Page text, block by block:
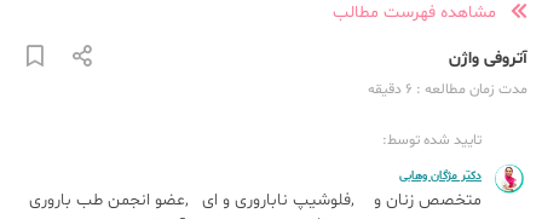
مشاهده فهرست مطالب
آتروفی واژن
مدت زمان مطالعه : 6 دقیقه
تایید شده توسط:
دکتر مژگان وهابی
متخصص زنان و
فلوشیپ ناباروری و ای
عضو انجمن طب باروری